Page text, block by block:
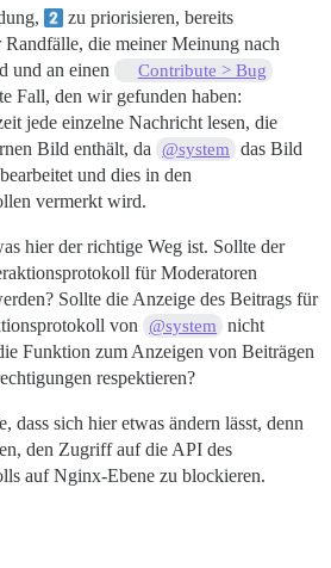
zu priorisieren, bereits
die meiner Meinung nach
und an einen
Contribute > Bug
Fall, den wir gefunden haben:
jede einzelne Nachricht lesen, die
Bild enthält, da
@system
das Bild
und dies in den
vermerkt wird.
hier der richtige Weg ist. Sollte der
für Moderatoren
Sollte die Anzeige des Beitrags für
von
@system
nicht
Funktion zum Anzeigen von Beiträgen
respektieren?
dass sich hier etwas ändern lässt, denn
den Zugriff auf die API des
auf Nginx-Ebene zu blockieren.